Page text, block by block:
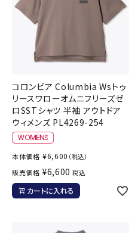
コロンビア Columbia Wsトゥ
リースワローオムニフリーズゼ
ロSSTシャツ 半袖 アウトドア
ウィメンズ PL4269-254
本体価格 ¥6,600 （税込）
販売価格 ¥6,600 税込
カートに入れる